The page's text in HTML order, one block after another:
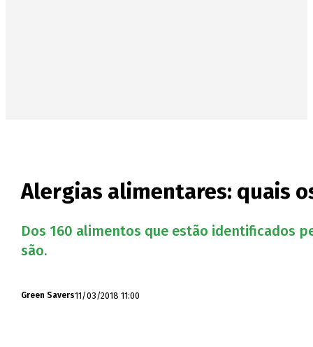
Alergias alimentares: quais
Dos 160 alimentos que estão identificados
são.
Green Savers11/03/2018 11:00